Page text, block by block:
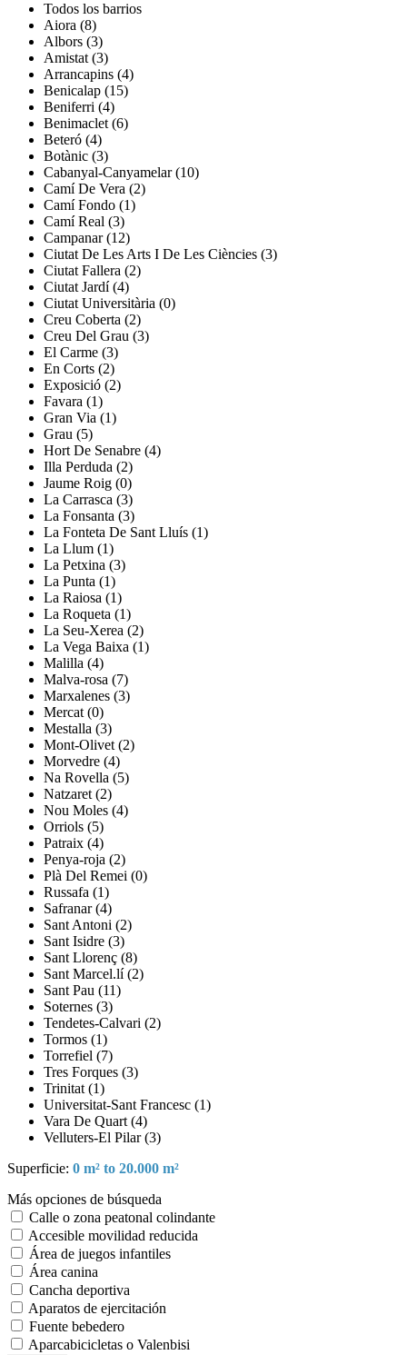
Todos los barrios
Aiora (8)
Albors (3)
Amistat (3)
Arrancapins (4)
Benicalap (15)
Beniferri (4)
Benimaclet (6)
Beteró (4)
Botànic (3)
Cabanyal-Canyamelar (10)
Camí De Vera (2)
Camí Fondo (1)
Camí Real (3)
Campanar (12)
Ciutat De Les Arts I De Les Ciències (3)
Ciutat Fallera (2)
Ciutat Jardí (4)
Ciutat Universitària (0)
Creu Coberta (2)
Creu Del Grau (3)
El Carme (3)
En Corts (2)
Exposició (2)
Favara (1)
Gran Via (1)
Grau (5)
Hort De Senabre (4)
Illa Perduda (2)
Jaume Roig (0)
La Carrasca (3)
La Fonsanta (3)
La Fonteta De Sant Lluís (1)
La Llum (1)
La Petxina (3)
La Punta (1)
La Raiosa (1)
La Roqueta (1)
La Seu-Xerea (2)
La Vega Baixa (1)
Malilla (4)
Malva-rosa (7)
Marxalenes (3)
Mercat (0)
Mestalla (3)
Mont-Olivet (2)
Morvedre (4)
Na Rovella (5)
Natzaret (2)
Nou Moles (4)
Orriols (5)
Patraix (4)
Penya-roja (2)
Plà Del Remei (0)
Russafa (1)
Safranar (4)
Sant Antoni (2)
Sant Isidre (3)
Sant Llorenç (8)
Sant Marcel.lí (2)
Sant Pau (11)
Soternes (3)
Tendetes-Calvari (2)
Tormos (1)
Torrefiel (7)
Tres Forques (3)
Trinitat (1)
Universitat-Sant Francesc (1)
Vara De Quart (4)
Velluters-El Pilar (3)
Superficie: 0 m² to 20.000 m²
Más opciones de búsqueda
Calle o zona peatonal colindante
Accesible movilidad reducida
Área de juegos infantiles
Área canina
Cancha deportiva
Aparatos de ejercitación
Fuente bebedero
Aparcabicicletas o Valenbisi